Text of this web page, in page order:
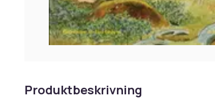
Produktbeskrivning